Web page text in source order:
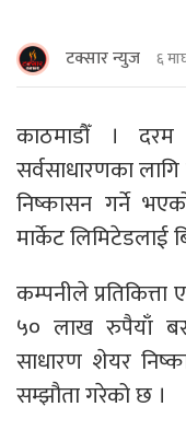
टक्सार न्युज ६
काठमाडौँ । दरम
सर्वसाधारणका
निष्कासन गर्ने
मार्केट लिमिटेडलाई
कम्पनीले
५० लाख रुपैयाँ
साधारण शेयर
सम्झौता गरेको छ ।